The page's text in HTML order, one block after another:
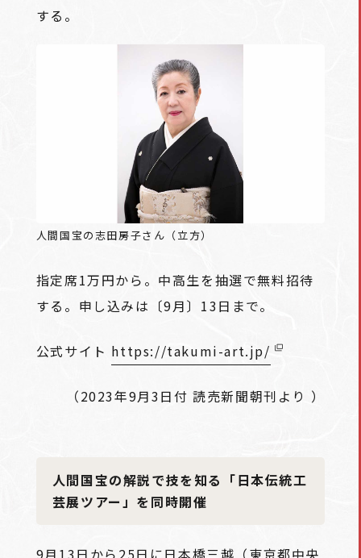
する。
人間国宝の志田房子さん（立方）
指定席1万円から。中高生を抽選で無料招待
する。申し込みは〔9月〕13日まで。
公式サイト https://takumi-art.jp/
（2023年9月3日付 読売新聞朝刊より ）
人間国宝の解説で技を知る「日本伝統工
芸展ツアー」を同時開催
9月13日から25日に日本橋三越（東京都中央